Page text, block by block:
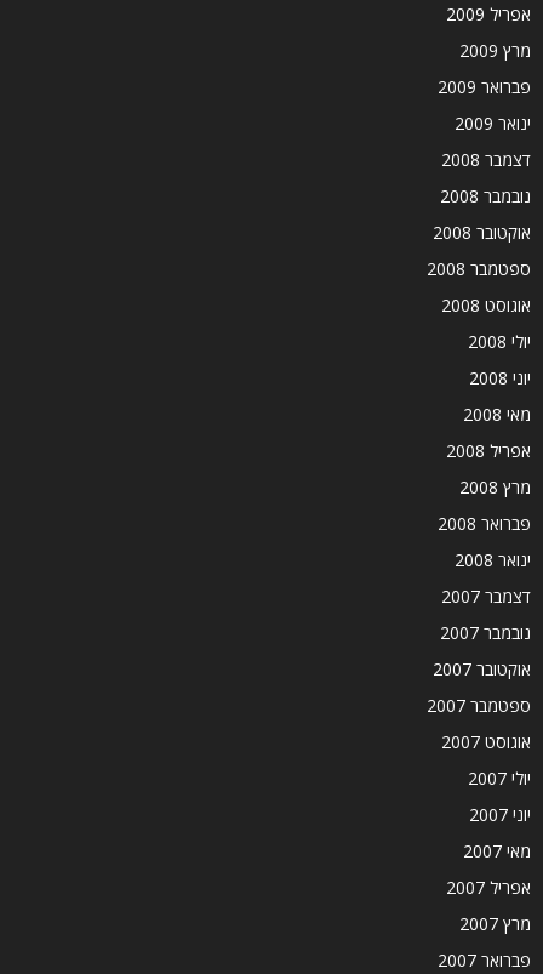
אפריל 2009
מרץ 2009
פברואר 2009
ינואר 2009
דצמבר 2008
נובמבר 2008
אוקטובר 2008
ספטמבר 2008
אוגוסט 2008
יולי 2008
יוני 2008
מאי 2008
אפריל 2008
מרץ 2008
פברואר 2008
ינואר 2008
דצמבר 2007
נובמבר 2007
אוקטובר 2007
ספטמבר 2007
אוגוסט 2007
יולי 2007
יוני 2007
מאי 2007
אפריל 2007
מרץ 2007
פברואר 2007